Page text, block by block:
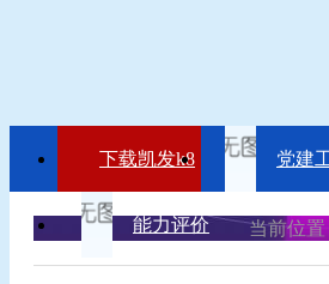
下载凯发k8 党建
能力评价 当前位置